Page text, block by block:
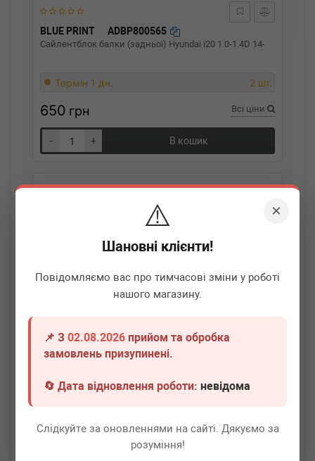
×
⚠️
Шановні клієнти!
Повідомляємо вас про тимчасові зміни у роботі
нашого магазину.
📌 З02.08.2026 прийом та обробка
замовлень призупинені.
🔄 Дата відновлення роботи:невідома
Слідкуйте за оновленнями на сайті. Дякуємо за
розуміння!
BLUE PRINT ADBP800565
Сайлентблок балки (задньої) Hyundai i20 1.0-1.4D 14-
Термін 1 дн. 2 шт.
650 грн Всі ціни
- + В кошик
BLUE PRINT ADBP800194
740грн Всі ціни